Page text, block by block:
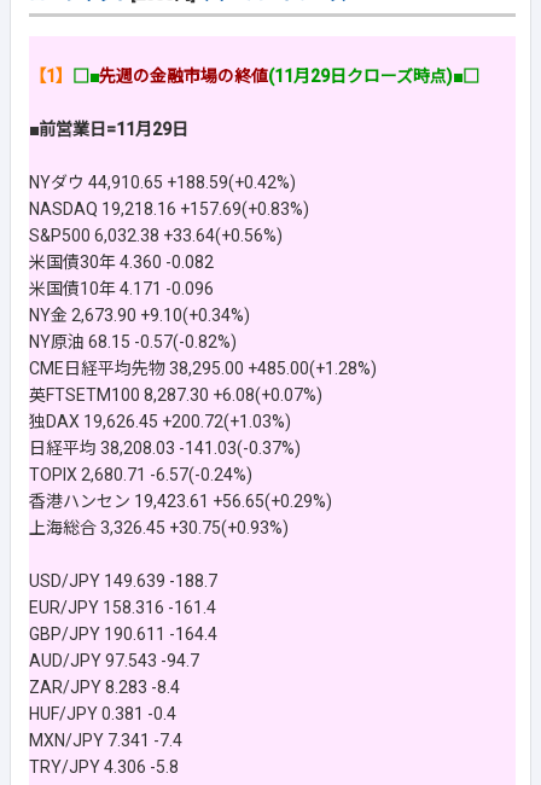
【1】 □■先週の金融市場の終値(11月29日クローズ時点)■□
■前営業日=11月29日
NYダウ 44,910.65 +188.59(+0.42%)
NASDAQ 19,218.16 +157.69(+0.83%)
S&P500 6,032.38 +33.64(+0.56%)
米国債30年 4.360 -0.082
米国債10年 4.171 -0.096
NY金 2,673.90 +9.10(+0.34%)
NY原油 68.15 -0.57(-0.82%)
CME日経平均先物 38,295.00 +485.00(+1.28%)
英FTSETM100 8,287.30 +6.08(+0.07%)
独DAX 19,626.45 +200.72(+1.03%)
日経平均 38,208.03 -141.03(-0.37%)
TOPIX 2,680.71 -6.57(-0.24%)
香港ハンセン 19,423.61 +56.65(+0.29%)
上海総合 3,326.45 +30.75(+0.93%)
USD/JPY 149.639 -188.7
EUR/JPY 158.316 -161.4
GBP/JPY 190.611 -164.4
AUD/JPY 97.543 -94.7
ZAR/JPY 8.283 -8.4
HUF/JPY 0.381 -0.4
MXN/JPY 7.341 -7.4
TRY/JPY 4.306 -5.8